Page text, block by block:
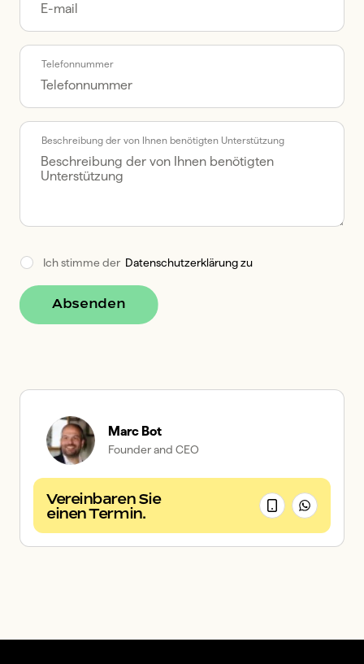
Telefonnummer
Beschreibung der von Ihnen benötigten Unterstützung
Ich stimme der Datenschutzerklärung zu
Absenden
Marc Bot
Founder and CEO
Vereinbaren Sie
einen Termin.